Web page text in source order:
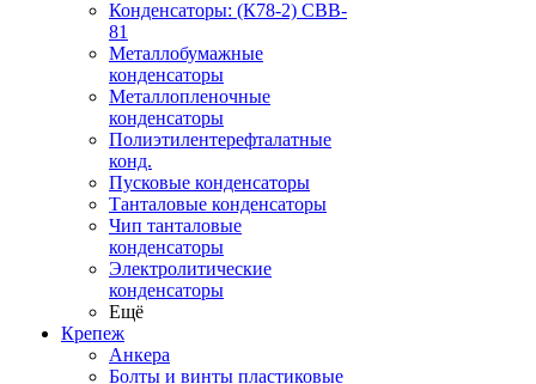
Конденсаторы: (К78-2) CBB-
81
Металлобумажные
конденсаторы
Металлопленочные
конденсаторы
Полиэтилентерефталатные
конд.
Пусковые конденсаторы
Танталовые конденсаторы
Чип танталовые
конденсаторы
Электролитические
конденсаторы
Ещё
Крепеж
Анкера
Болты и винты пластиковые